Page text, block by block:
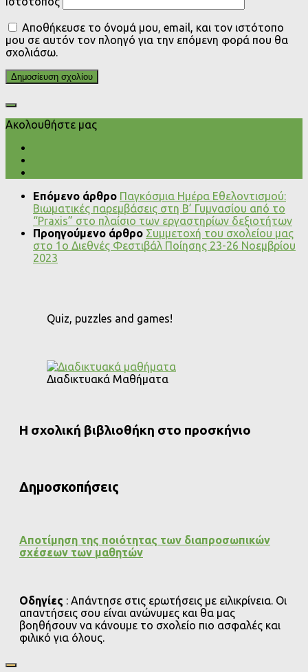
Αποθήκευσε το όνομά μου, email, και τον ιστότοπο
μου σε αυτόν τον πλοηγό για την επόμενη φορά που θα
σχολιάσω.
Ακολουθήστε μας
Επόμενο άρθρο Παγκόσμια Ημέρα Εθελοντισμού:
Βιωματικές παρεμβάσεις στη Β’ Γυμνασίου από το
“Praxis” στο πλαίσιο των εργαστηρίων δεξιοτήτων
Προηγούμενο άρθρο Συμμετοχή του σχολείου μας
στο 1ο Διεθνές Φεστιβάλ Ποίησης 23-26 Νοεμβρίου
2023
Quiz, puzzles and games!
Διαδικτυακά Μαθήματα
Η σχολική βιβλιοθήκη στο προσκήνιο
Δημοσκοπήσεις
Αποτίμηση της ποιότητας των διαπροσωπικών
σχέσεων των μαθητών
Οδηγίες : Απάντησε στις ερωτήσεις με ειλικρίνεια. Οι
απαντήσεις σου είναι ανώνυμες και θα μας
βοηθήσουν να κάνουμε το σχολείο πιο ασφαλές και
φιλικό για όλους.